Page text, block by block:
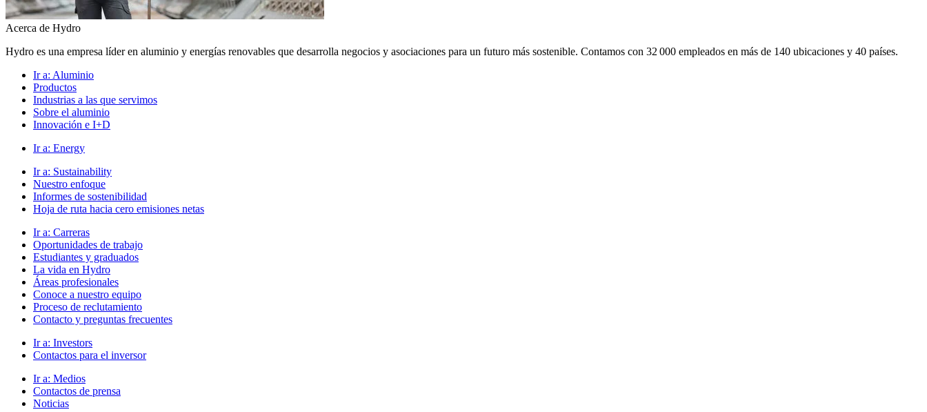
Acerca de Hydro
Hydro es una empresa líder en aluminio y energías renovables que desarrolla negocios y asociaciones para un futuro más sostenible. Contamos con 32 000 empleados en más de 140 ubicaciones y 40 países.
Ir a: Aluminio
Productos
Industrias a las que servimos
Sobre el aluminio
Innovación e I+D
Ir a: Energy
Ir a: Sustainability
Nuestro enfoque
Informes de sostenibilidad
Hoja de ruta hacia cero emisiones netas
Ir a: Carreras
Oportunidades de trabajo
Estudiantes y graduados
La vida en Hydro
Áreas profesionales
Conoce a nuestro equipo
Proceso de reclutamiento
Contacto y preguntas frecuentes
Ir a: Investors
Contactos para el inversor
Ir a: Medios
Contactos de prensa
Noticias